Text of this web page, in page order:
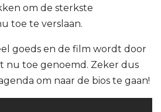
om de sterkste
toe te verslaan.
goeds en de film wordt door
nu toe genoemd. Zeker dus
om naar de bios te gaan!